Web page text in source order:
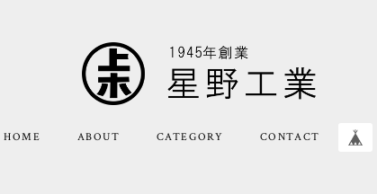
HOME ABOUT CATEGORY CONTACT